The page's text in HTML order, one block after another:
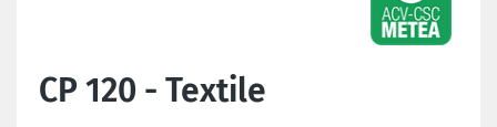
CP 120 - Textile